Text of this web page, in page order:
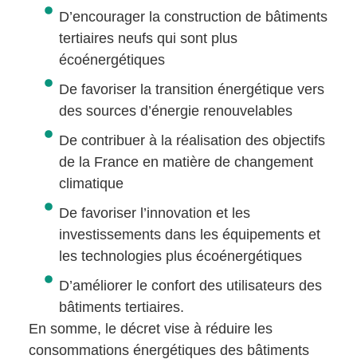
D’encourager la construction de bâtiments
tertiaires neufs qui sont plus
écoénergétiques
De favoriser la transition énergétique vers
des sources d’énergie renouvelables
De contribuer à la réalisation des objectifs
de la France en matière de changement
climatique
De favoriser l’innovation et les
investissements dans les équipements et
les technologies plus écoénergétiques
D’améliorer le confort des utilisateurs des
bâtiments tertiaires.
En somme, le décret vise à réduire les
consommations énergétiques des bâtiments